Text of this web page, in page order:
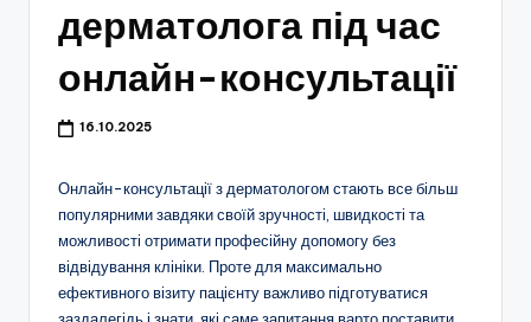
дерматолога під час
онлайн-консультації
16.10.2025
Онлайн-консультації з дерматологом стають все більш
популярними завдяки своїй зручності, швидкості та
можливості отримати професійну допомогу без
відвідування клініки. Проте для максимально
ефективного візиту пацієнту важливо підготуватися